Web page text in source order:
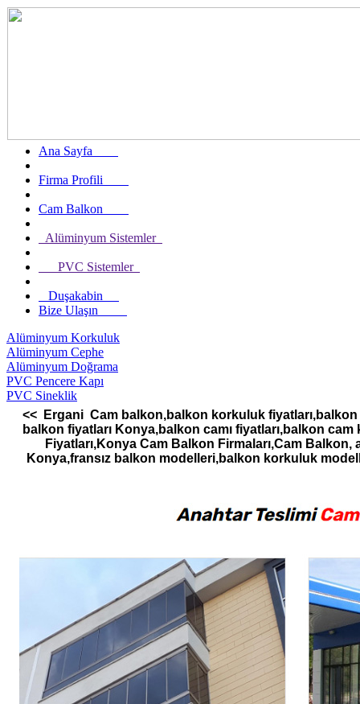
Ana Sayfa
Firma Profili
Cam Balkon
Alüminyum Sistemler
PVC Sistemler
Duşakabin
Bize Ulaşın
Alüminyum Korkuluk
Alüminyum Cephe
Alüminyum Doğrama
PVC Pencere Kapı
PVC Sineklik
<< Ergani Cam balkon,balkon korkuluk
balkon fiyatları Konya,balkon camı fiyatları,balkon
Fiyatları,Konya Cam Balkon Firmaları,Cam
Konya,fransız balkon modelleri,balkon korkuluk